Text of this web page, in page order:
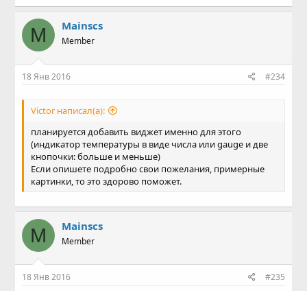
M Mainscs
Member
18 Янв 2016 #234
Victor написал(а):
планируется добавить виджет именно для этого
(индикатор температуры в виде числа или gauge и две
кнопочки: больше и меньше)
Если опишете подробно свои пожелания, примерные
картинки, то это здорово поможет.
M Mainscs
Member
18 Янв 2016 #235